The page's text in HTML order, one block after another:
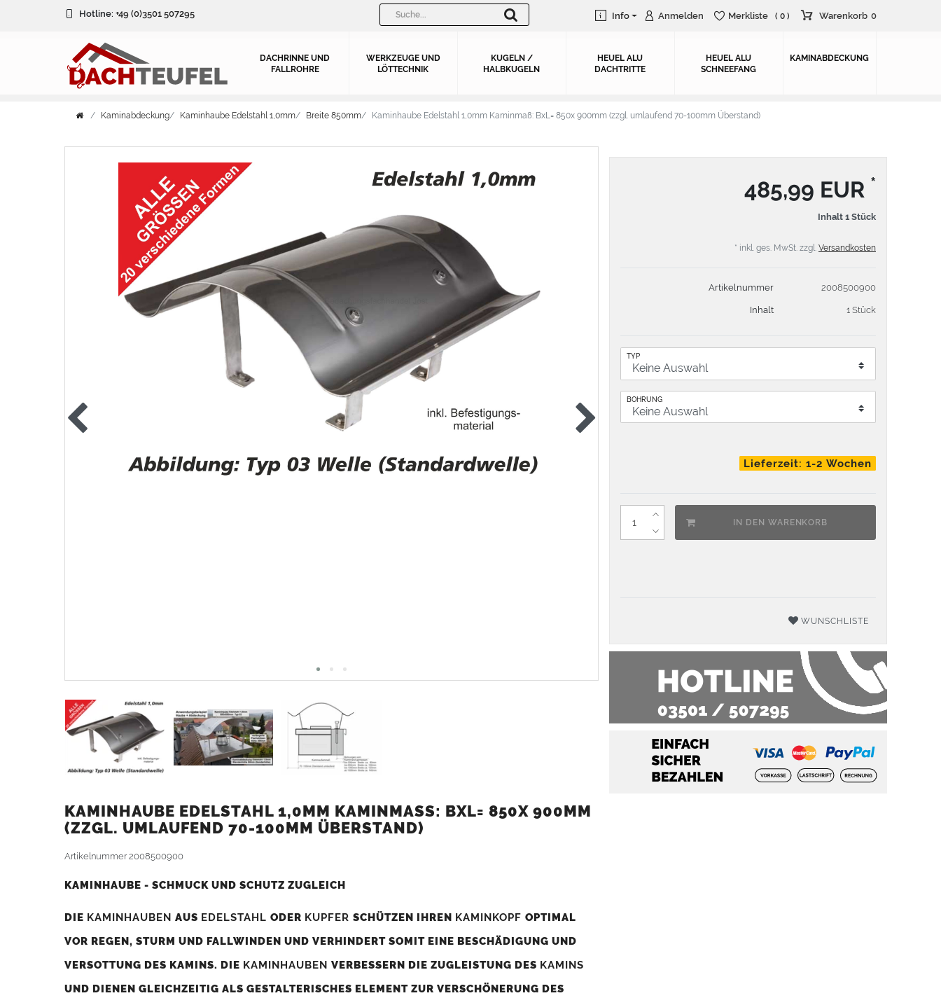
Hotline: +49 (0)3501 507295 Info Anmelden Merkliste ( 0 ) Warenkorb 0
DACHRINNE UND
FALLROHRE
WERKZEUGE UND
LÖTTECHNIK
KUGELN /
HALBKUGELN
HEUEL ALU
DACHTRITTE
HEUEL ALU
SCHNEEFANG
KAMINABDECKUNG
Kaminabdeckung Kaminhaube Edelstahl 1,0mm Breite 850mm Kaminhaube Edelstahl 1,0mm Kaminmaß: BxL= 850x 900mm (zzgl. umlaufend 70-100mm Überstand)
485,99 EUR *
Inhalt 1 Stück
* inkl. ges. MwSt. zzgl. Versandkosten
Artikelnummer 2008500900
Inhalt 1 Stück
TYP
BOHRUNG
Lieferzeit: 1-2 Wochen
IN DEN WARENKORB
WUNSCHLISTE
KAMINHAUBE EDELSTAHL 1,0MM KAMINMASS: BXL= 850X 900MM (
ZZGL. UMLAUFEND 70-100MM ÜBERSTAND)
Artikelnummer2008500900
KAMINHAUBE - SCHMUCK UND SCHUTZ ZUGLEICH
DIE KAMINHAUBEN AUS EDELSTAHL ODER KUPFER SCHÜTZEN IHREN KAMINKOPF OPTIMAL
VOR REGEN, STURM UND FALLWINDEN UND VERHINDERT SOMIT EINE BESCHÄDIGUNG UND
VERSOTTUNG DES KAMINS. DIE KAMINHAUBEN VERBESSERN DIE ZUGLEISTUNG DES KAMINS
UND DIENEN GLEICHZEITIG ALS GESTALTERISCHES ELEMENT ZUR VERSCHÖNERUNG DES